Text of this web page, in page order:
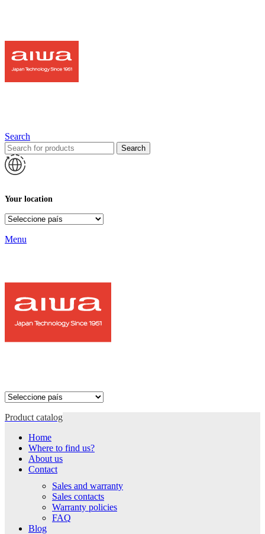
Search
Search
Your location
Menu
Product catalog
Home
Where to find us?
About us
Contact
Sales and warranty
Sales contacts
Warranty policies
FAQ
Blog